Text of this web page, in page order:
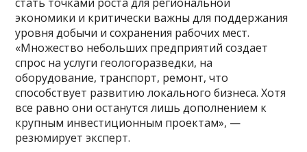
экономики и критически важны для поддержания
уровня добычи и сохранения рабочих мест.
«Множество небольших предприятий создает
спрос на услуги геологоразведки, на
оборудование, транспорт, ремонт, что
способствует развитию локального бизнеса. Хотя
все равно они останутся лишь дополнением к
крупным инвестиционным проектам», —
резюмирует эксперт.